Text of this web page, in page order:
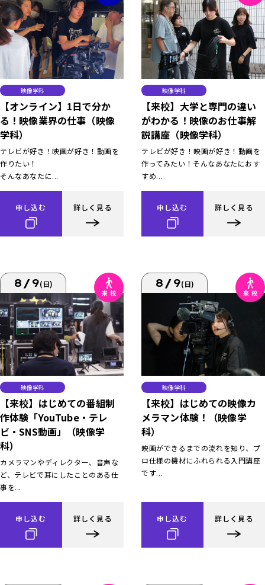
映像学科
【オンライン】1日で分か
る！映像業界の仕事（映像
学科）
テレビが好き！映画が好き！動画を
作りたい！
そんなあなたに...
申し込む 詳しく見る
映像学科
【来校】大学と専門の違い
がわかる！映像のお仕事解
説講座（映像学科）
テレビが好き！映画が好き！動画を
作ってみたい！そんなあなたにおす
すめ...
申し込む 詳しく見る
8/9(日)
映像学科
【来校】はじめての番組制
作体験「YouTube・テレ
ビ・SNS動画」（映像学
科）
カメラマンやディレクター、音声な
ど、テレビで耳にしたことのある仕
事を...
申し込む 詳しく見る
8/9(日)
映像学科
【来校】はじめての映像カ
メラマン体験！（映像学
科）
映画ができるまでの流れを知り、プ
ロ仕様の機材にふれられる入門講座
です...
申し込む 詳しく見る